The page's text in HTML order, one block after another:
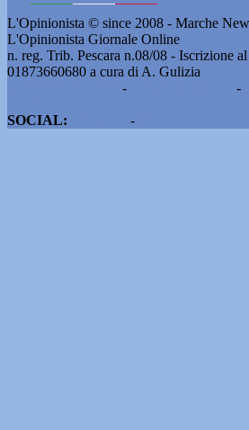
L'Opinionista © since 2008 - Marche
L'Opinionista Giornale Online
n. reg. Trib. Pescara n.08/08 - Iscrizione
01873660680 a cura di A. Gulizia
- -
SOCIAL:
-